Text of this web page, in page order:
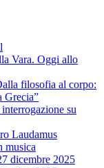
Vara. Oggi allo
filosofia al corpo:
Grecia”
su
Laudamus
dicembre 2025